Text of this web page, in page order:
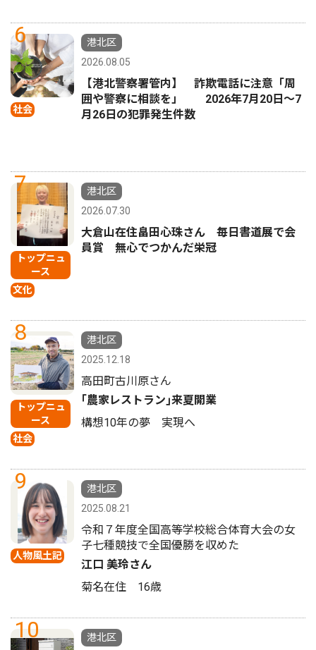
6
社会
港北区
2026.08.05
【港北警察署管内】 詐欺電話に注意「周
囲や警察に相談を」 2026年7月20日〜7
月26日の犯罪発生件数
7
トップニュ
ース
文化
港北区
2026.07.30
大倉山在住畠田心珠さん 毎日書道展で会
員賞 無心でつかんだ栄冠
8
トップニュ
ース
社会
港北区
2025.12.18
高田町古川原さん
｢農家レストラン｣来夏開業
構想10年の夢 実現へ
9
人物風土記
港北区
2025.08.21
令和７年度全国高等学校総合体育大会の女
子七種競技で全国優勝を収めた
江口 美玲さん
菊名在住 16歳
10
港北区